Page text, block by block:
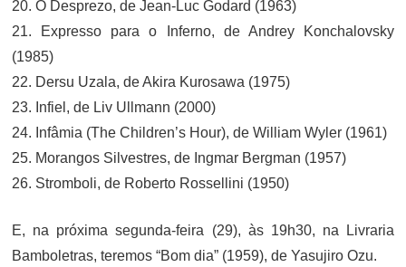
20. O Desprezo, de Jean-Luc Godard (1963)
21. Expresso para o Inferno, de Andrey Konchalovsky
(1985)
22. Dersu Uzala, de Akira Kurosawa (1975)
23. Infiel, de Liv Ullmann (2000)
24. Infâmia (The Children’s Hour), de William Wyler (1961)
25. Morangos Silvestres, de Ingmar Bergman (1957)
26. Stromboli, de Roberto Rossellini (1950)
E, na próxima segunda-feira (29), às 19h30, na Livraria
Bamboletras, teremos “Bom dia” (1959), de Yasujiro Ozu.